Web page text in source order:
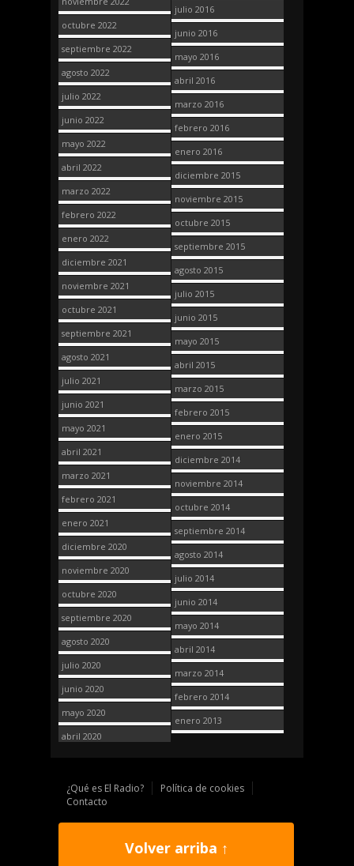
octubre 2022
septiembre 2022
agosto 2022
julio 2022
junio 2022
mayo 2022
abril 2022
marzo 2022
febrero 2022
enero 2022
diciembre 2021
noviembre 2021
octubre 2021
septiembre 2021
agosto 2021
julio 2021
junio 2021
mayo 2021
abril 2021
marzo 2021
febrero 2021
enero 2021
diciembre 2020
noviembre 2020
octubre 2020
septiembre 2020
agosto 2020
julio 2020
junio 2020
mayo 2020
abril 2020
julio 2016
junio 2016
mayo 2016
abril 2016
marzo 2016
febrero 2016
enero 2016
diciembre 2015
noviembre 2015
octubre 2015
septiembre 2015
agosto 2015
julio 2015
junio 2015
mayo 2015
abril 2015
marzo 2015
febrero 2015
enero 2015
diciembre 2014
noviembre 2014
octubre 2014
septiembre 2014
agosto 2014
julio 2014
junio 2014
mayo 2014
abril 2014
marzo 2014
febrero 2014
enero 2013
¿Qué es El Radio?
Política de cookies
Contacto
Volver arriba ↑